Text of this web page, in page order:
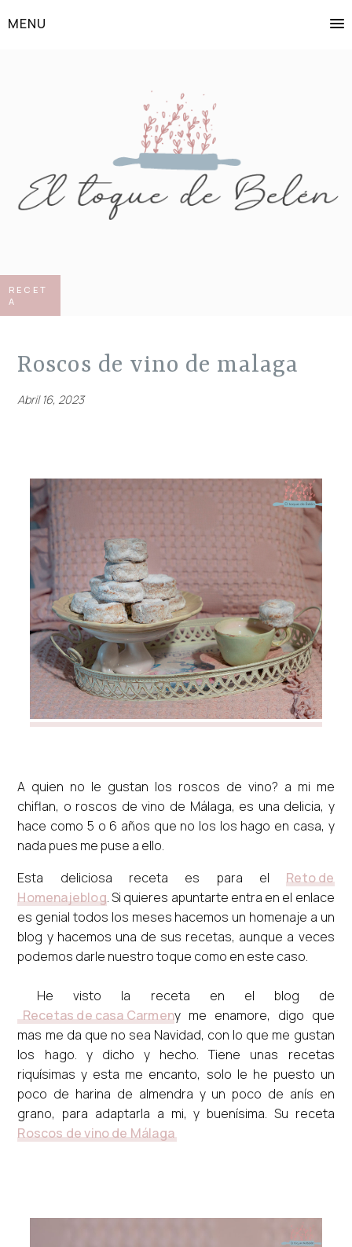
MENU
RECET
A
roscos de vino de malaga
Abril 16, 2023
A quien no le gustan los roscos de vino? a mi me
chiflan, o roscos de vino de Málaga, es una delicia, y
hace como 5 o 6 años que no los los hago en casa, y
nada pues me puse a ello.
Esta deliciosa receta es para elReto de
Homenajeblog. Si quieres apuntarte entra en el enlace
es genial todos los meses hacemos un homenaje a un
blog y hacemos una de sus recetas, aunque a veces
podemos darle nuestro toque como en este caso.
He visto la receta en el blog de
Recetas de casa Carmeny me enamore, digo que
mas me da que no sea Navidad, con lo que me gustan
los hago. y dicho y hecho. Tiene unas recetas
riquísimas y esta me encanto, solo le he puesto un
poco de harina de almendra y un poco de anís en
grano, para adaptarla a mi, y buenísima. Su receta
Roscos de vino de Málaga